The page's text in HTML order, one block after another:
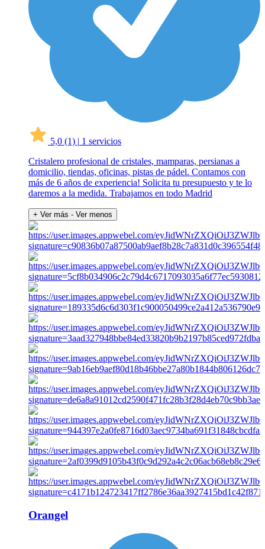
5,0 (1) | 1 servicios
Cristalero profesional de cristales, mamparas, persianas a
domicilio, tiendas, oficinas, pistas de pádel. Contamos con
más de 6 años de experiencia! Solicita tu presupuesto y te lo
daremos a la medida. Trabajamos en todo Madrid
+ Ver más - Ver menos
Orangel